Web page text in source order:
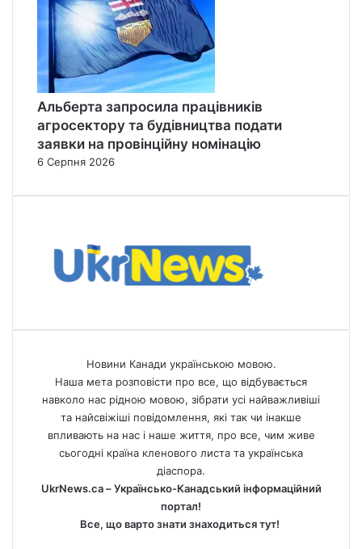
Альберта запросила працівників
агросектору та будівництва подати
заявки на провінційну номінацію
6 Серпня 2026
Новини Канади українською мовою.
Наша мета розповісти про все, що відбувається
навколо нас рідною мовою, зібрати усі найважливіші
та найсвіжіші повідомлення, які так чи інакше
впливають на нас і наше життя, про все, чим живе
сьогодні країна кленового листа та українська
діаспора.
UkrNews.ca – Українсько-Канадський інформаційний
портал!
Все, що варто знати знаходиться тут!